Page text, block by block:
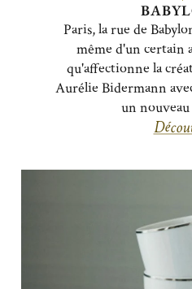
Paris, la rue de
même d'un certain
qu'affectionne la
Aurélie Bidermann
un